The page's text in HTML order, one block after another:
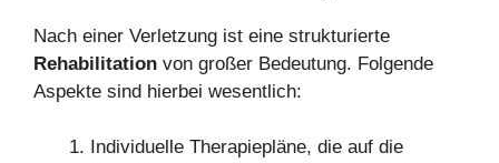
Nach einer Verletzung ist eine strukturierte
Rehabilitation von großer Bedeutung. Folgende
Aspekte sind hierbei wesentlich:
Individuelle Therapiepläne, die auf die